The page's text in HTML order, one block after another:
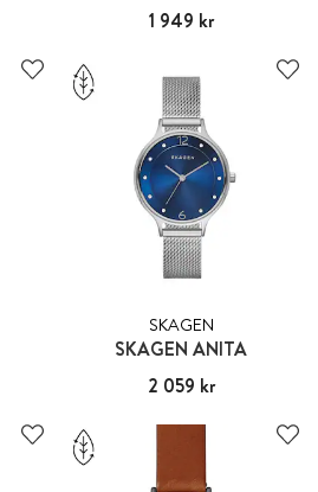
Pris :1 949 kr
1 949 kr
SKAGEN
SKAGEN ANITA
Pris :2 059 kr
2 059 kr